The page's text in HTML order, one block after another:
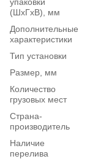
(ШхГхВ), мм
Дополнительные
характеристики
Тип установки
Размер, мм
Количество
грузовых мест
Страна-
производитель
Наличие
перелива